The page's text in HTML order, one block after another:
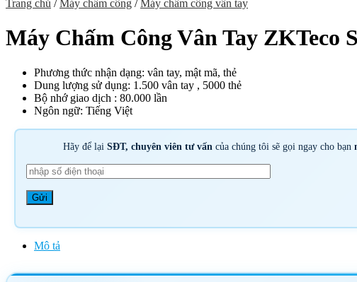
Trang chủ / Máy chấm công / Máy chấm công vân tay
Máy Chấm Công Vân Tay ZKTeco
Phương thức nhận dạng: vân tay, mật mã, thẻ
Dung lượng sử dụng: 1.500 vân tay , 5000 thẻ
Bộ nhớ giao dịch : 80.000 lần
Ngôn ngữ: Tiếng Việt
Hãy để lạiSĐT, chuyên viên tư vấncủa chúng tôi sẽ gọi ngay cho bạn
Mô tả